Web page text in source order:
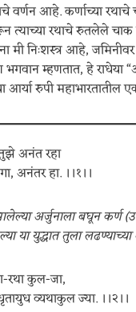
वर्णन आहे. कर्णाच्या
रथाचे रुतलेले चाक
मी निःशस्त्र आहे,
म्हणतात, हे राधेया
आर्या रुपी
अनंत रहा
अनंतर हा. ।।१।।
अर्जुनाला बघून
या युद्धात तुला
रथा कुल-जा,
व्यथाकुल ज्या. ।।२।।